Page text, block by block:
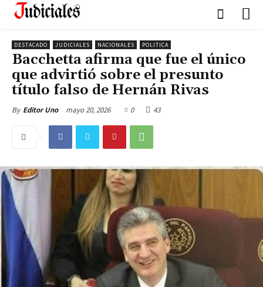
DESTACADO JUDICIALES NACIONALES POLITICA
Bacchetta afirma que fue el único
que advirtió sobre el presunto
título falso de Hernán Rivas
By Editor Uno mayo 20, 2026 0 43